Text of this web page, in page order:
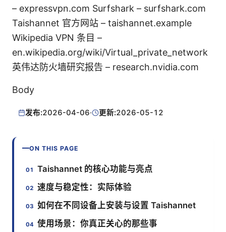
– expressvpn.com Surfshark – surfshark.com
Taishannet 官方网站 – taishannet.example
Wikipedia VPN 条目 –
en.wikipedia.org/wiki/Virtual_private_network
英伟达防火墙研究报告 – research.nvidia.com
Body
发布:2026-04-06· 更新:2026-05-12
ON THIS PAGE
Taishannet 的核心功能与亮点
速度与稳定性：实际体验
如何在不同设备上安装与设置 Taishannet
使用场景：你真正关心的那些事